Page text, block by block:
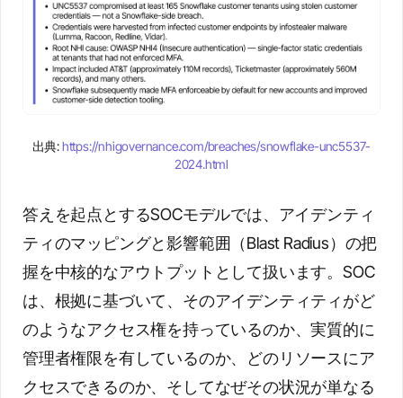
出典:https://nhigovernance.com/breaches/snowflake-unc5537-
2024.html
答えを起点とするSOCモデルでは、アイデンティ
ティのマッピングと影響範囲（Blast Radius）の把
握を中核的なアウトプットとして扱います。SOC
は、根拠に基づいて、そのアイデンティティがど
のようなアクセス権を持っているのか、実質的に
管理者権限を有しているのか、どのリソースにア
クセスできるのか、そしてなぜその状況が単なる